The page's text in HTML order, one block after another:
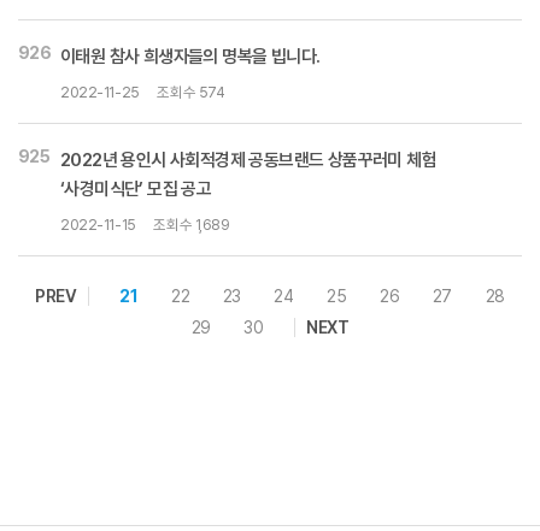
926 이태원 참사 희생자들의 명복을 빕니다.
2022-11-25 조회수 574
925
2022년 용인시 사회적경제 공동브랜드 상품꾸러미 체험
‘사경미식단’ 모집 공고
2022-11-15 조회수 1,689
PREV 21 22 23 24 25 26 27
28
29
30 NEXT